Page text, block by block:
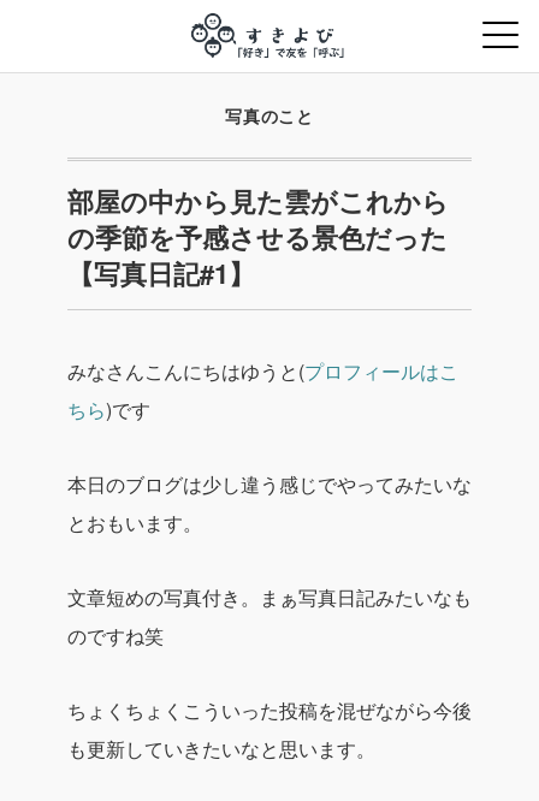
写真のこと
部屋の中から見た雲がこれから
の季節を予感させる景色だった
【写真日記#1】
みなさんこんにちはゆうと(プロフィールはこ
ちら)です
本日のブログは少し違う感じでやってみたいな
とおもいます。
文章短めの写真付き。まぁ写真日記みたいなも
のですね笑
ちょくちょくこういった投稿を混ぜながら今後
も更新していきたいなと思います。